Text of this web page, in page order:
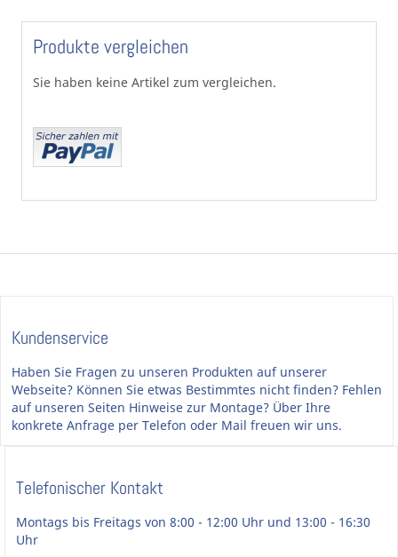
Produkte vergleichen
Sie haben keine Artikel zum vergleichen.
Kundenservice
Haben Sie Fragen zu unseren Produkten auf unserer
Webseite? Können Sie etwas Bestimmtes nicht finden? Fehlen
auf unseren Seiten Hinweise zur Montage? Über Ihre
konkrete Anfrage per Telefon oder Mail freuen wir uns.
Telefonischer Kontakt
Montags bis Freitags von 8:00 - 12:00 Uhr und 13:00 - 16:30
Uhr